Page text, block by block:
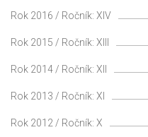
Rok 2016 / Ročník: XIV
Rok 2015 / Ročník: XIII
Rok 2014 / Ročník: XII
Rok 2013 / Ročník: XI
Rok 2012 / Ročník: X